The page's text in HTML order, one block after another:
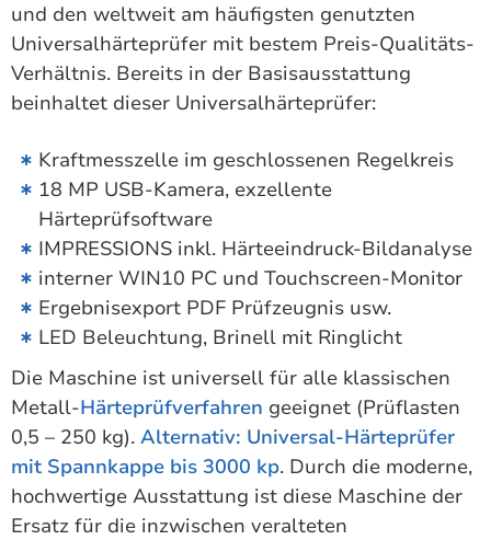
und den weltweit am häufigsten genutzten
Universalhärteprüfer mit bestem Preis-Qualitäts-
Verhältnis. Bereits in der Basisausstattung
beinhaltet dieser Universalhärteprüfer:
Kraftmesszelle im geschlossenen Regelkreis
18 MP USB-Kamera, exzellente
Härteprüfsoftware
IMPRESSIONS inkl. Härteeindruck-Bildanalyse
interner WIN10 PC und Touchscreen-Monitor
Ergebnisexport PDF Prüfzeugnis usw.
LED Beleuchtung, Brinell mit Ringlicht
Die Maschine ist universell für alle klassischen
Metall-Härteprüfverfahren geeignet (Prüflasten
0,5 – 250 kg). Alternativ: Universal-Härteprüfer
mit Spannkappe bis 3000 kp. Durch die moderne,
hochwertige Ausstattung ist diese Maschine der
Ersatz für die inzwischen veralteten